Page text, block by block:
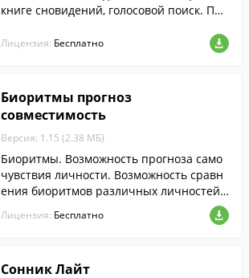
книге сновидений, голосовой поиск. Пои
Лицензия: Бесплатно
Биоритмы прогноз
совместимость
Версия: 1.15 (2.38 МБ)
Биоритмы. Возможность прогноза само
чувствия личности. Возможность сравн
ения биоритмов различных личностей
(предсказания) и подробный анализ сов
местимости.
Лицензия: Бесплатно
Сонник Лайт